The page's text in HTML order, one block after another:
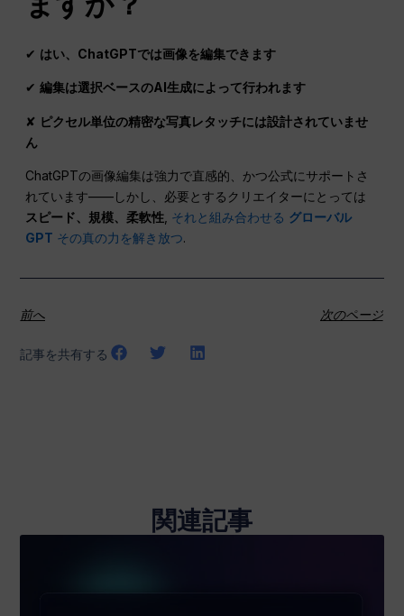
✔ はい、ChatGPTでは画像を編集できます
✔編集は選択ベースのAI生成によって行われます
✘ ピクセル単位の精密な写真レタッチには設計されていませ
ん
ChatGPTの画像編集は強力で直感的、かつ公式にサポートさ
れています——しかし、必要とするクリエイターにとっては
スピード、規模、柔軟性 それと組み合わせる グローバル
GPT その真の力を解き放つ.
前へ 次のページ
記事を共有する
関連記事